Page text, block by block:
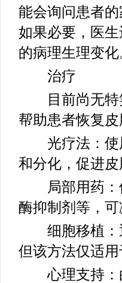
能会询问患者
如果必要，医
的病理生理变化
治疗
目前尚无特
帮助患者恢复
光疗法：使
和分化，促进皮
局部用药：
酶抑制剂等，
细胞移植：
但该方法仅适
心理支持：